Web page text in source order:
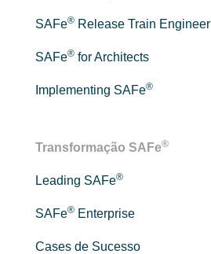
SAFe® Release Train Engineer
SAFe® for Architects
Implementing SAFe®
Transformação SAFe®
Leading SAFe®
SAFe® Enterprise
Cases de Sucesso